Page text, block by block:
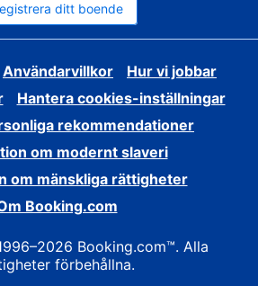
ditt boende
Användarvillkor
Hur vi jobbar
Hantera cookies-inställningar
rekommendationer
om modernt slaveri
om mänskliga rättigheter
Booking.com
Booking.com™. Alla
förbehållna.